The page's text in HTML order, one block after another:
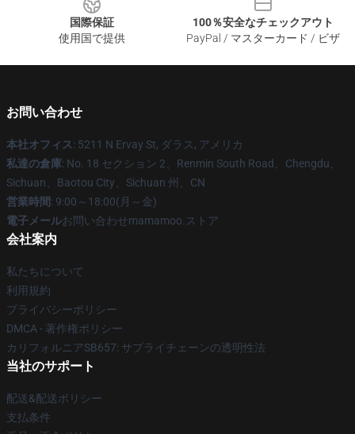
国際保証
使用国で提供
100％安全なチェックアウト
PayPal / マスターカード / ビザ
お問い合わせ
本社オフィス: 5211 N Ervay St, ダラス, アメリカ
私達の倉庫: No. 18 セクション 2、Renmin South Road、Chengdu、
Sichuan、Baotou City、Sichuan 州、CN
営業時間: 9:00～18:00(月～金)
電子メールお問い合わせmamamoo.ストア
会社案内
私たちについて
利用規約
プライバシーポリシー
DMCA - 著作権ポリシー
カリフォルニアSB657: サプライチェーンの透明性法
当社のサポート
配送&配送ポリシー
支払条件